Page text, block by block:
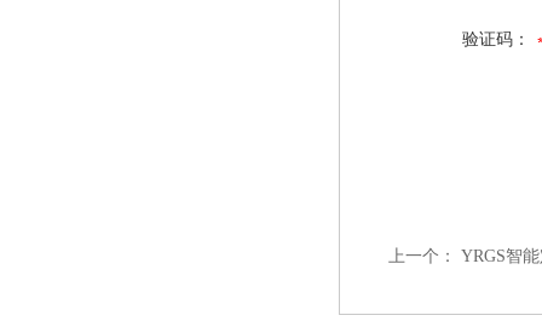
验证码：
上一个： YRGS智